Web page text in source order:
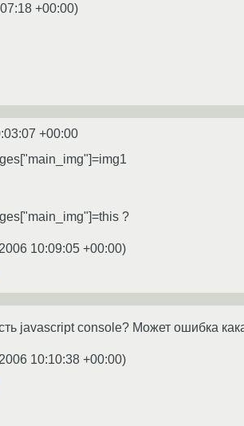
+00:00)
+00:00
?
10:09:05 +00:00)
javascript console? Может ошибка
10:10:38 +00:00)